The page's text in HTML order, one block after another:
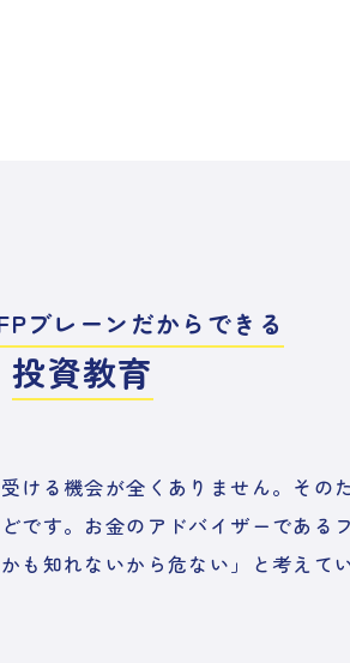
ブレーンだからできる
投資教育
ける機会が全くありません。その
です。お金のアドバイザーである
も知れないから危ない」と考えて